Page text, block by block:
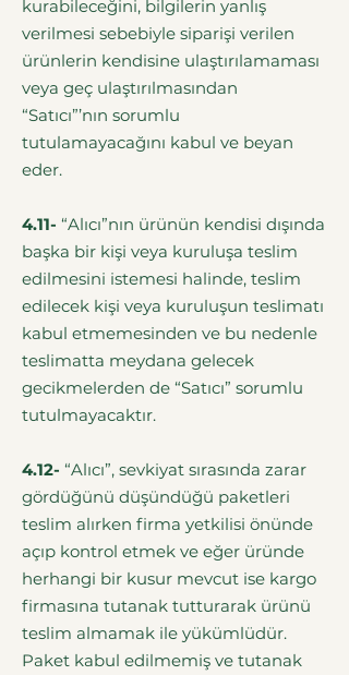
kurabileceğini, bilgilerin yanlış
verilmesi sebebiyle siparişi verilen
ürünlerin kendisine ulaştırılamaması
veya geç ulaştırılmasından
“Satıcı”’nın sorumlu
tutulamayacağını kabul ve beyan
eder.
4.11- “Alıcı”nın ürünün kendisi dışında
başka bir kişi veya kuruluşa teslim
edilmesini istemesi halinde, teslim
edilecek kişi veya kuruluşun teslimatı
kabul etmemesinden ve bu nedenle
teslimatta meydana gelecek
gecikmelerden de “Satıcı” sorumlu
tutulmayacaktır.
4.12- “Alıcı”, sevkiyat sırasında zarar
gördüğünü düşündüğü paketleri
teslim alırken firma yetkilisi önünde
açıp kontrol etmek ve eğer üründe
herhangi bir kusur mevcut ise kargo
firmasına tutanak tutturarak ürünü
teslim almamak ile yükümlüdür.
Paket kabul edilmemiş ve tutanak